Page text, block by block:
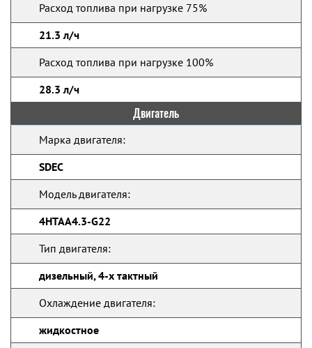
Расход топлива при нагрузке 75%
21.3 л/ч
Расход топлива при нагрузке 100%
28.3 л/ч
Двигатель
Марка двигателя:
SDEC
Модель двигателя:
4HTAA4.3-G22
Тип двигателя:
дизельный, 4-х тактный
Охлаждение двигателя:
жидкостное